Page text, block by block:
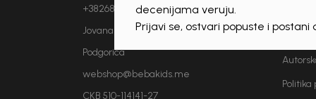
+38268893114
Jovana Popovića Lipovca bb
Podgorica
webshop@bebakids.me
CKB 510-114141-27
Politika
decenijama veruju.
Prijavi se, ostvari popuste i postani